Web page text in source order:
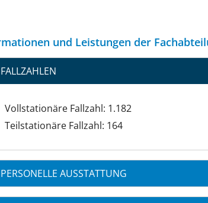
und Leistungen der
FALLZAHLEN
Vollstationäre Fallzahl: 1.182
Teilstationäre Fallzahl: 164
PERSONELLE AUSSTATTUNG